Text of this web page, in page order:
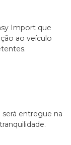
Import que
ao veículo
será entregue na